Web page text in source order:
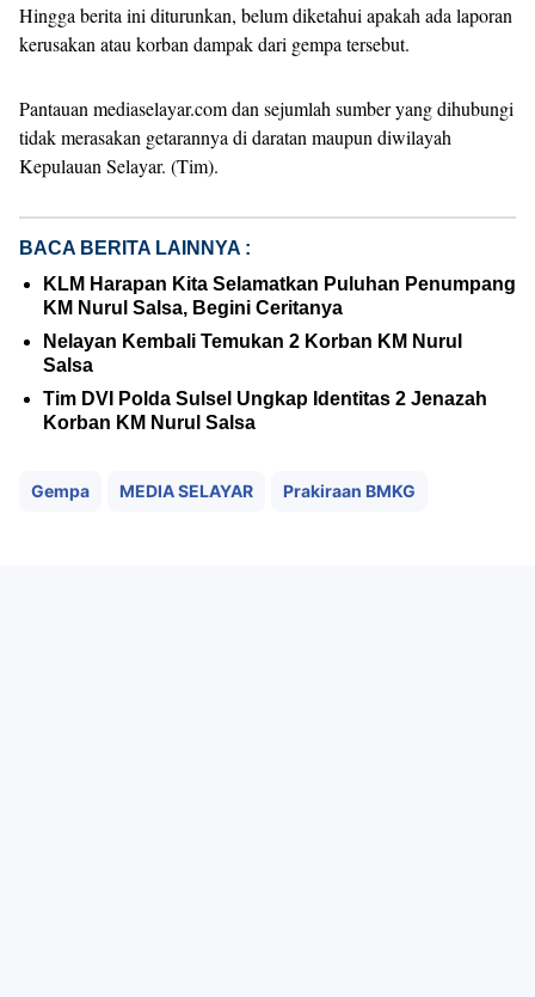
Hingga berita ini diturunkan, belum diketahui apakah ada laporan
kerusakan atau korban dampak dari gempa tersebut.
Pantauan mediaselayar.com dan sejumlah sumber yang dihubungi
tidak merasakan getarannya di daratan maupun diwilayah
Kepulauan Selayar. (Tim).
BACA BERITA LAINNYA :
KLM Harapan Kita Selamatkan Puluhan Penumpang
KM Nurul Salsa, Begini Ceritanya
Nelayan Kembali Temukan 2 Korban KM Nurul
Salsa
Tim DVI Polda Sulsel Ungkap Identitas 2 Jenazah
Korban KM Nurul Salsa
Gempa MEDIA SELAYAR Prakiraan BMKG